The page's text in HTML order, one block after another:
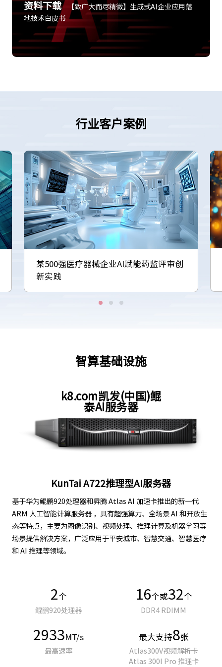
资料下载
【致广大而尽精微】生成式AI企业应用落
地技术白皮书
行业客户案例
某500强医疗器械企业AI赋能药监评审创
新实践
智算基础设施
k8.com凯发(中国)鲲
泰AI服务器
KunTai A722推理型AI服务器
基于华为鲲鹏920处理器和昇腾 Atlas AI 加速卡推出的新一代
ARM 人工智能计算服务器 ，具有超强算力、全场景 AI 和开放生
态等特点，主要为图像识别、视频处理、推理计算及机器学习等
场景提供解决方案，广泛应用于平安城市、智慧交通、智慧医疗
和 AI 推理等领域。
2 个
鲲鹏920处理器
16个或32 个
DDR4 RDIMM
2933MT/s
最高速率
最大支持8张
Atlas300V视频解析卡
Atlas 300I Pro 推理卡